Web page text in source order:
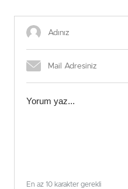
En az 10 karakter gerekli